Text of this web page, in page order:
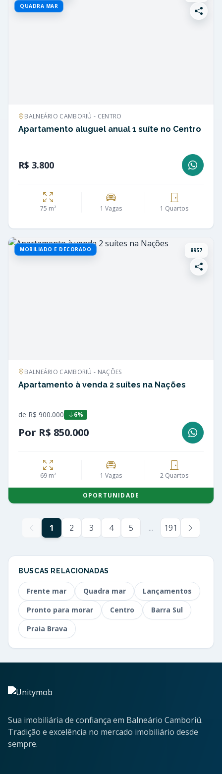
QUADRA MAR
BALNEÁRIO CAMBORIÚ - CENTRO
Apartamento aluguel anual 1 suíte no Centro
R$ 3.800
75 m² 1 Vagas 1 Quartos
MOBILIADO E DECORADO 8957
BALNEÁRIO CAMBORIÚ - NAÇÕES
Apartamento à venda 2 suítes na Nações
de R$ 900.000 6%
Por R$ 850.000
69 m² 1 Vagas 2 Quartos
OPORTUNIDADE
1 2 3 4 5 ... 191
BUSCAS RELACIONADAS
Frente mar Quadra mar
Lançamentos
Pronto para morar
Centro
Barra Sul
Praia Brava
Sua imobiliária de confiança em Balneário Camboriú.
Tradição e excelência no mercado imobiliário desde
sempre.